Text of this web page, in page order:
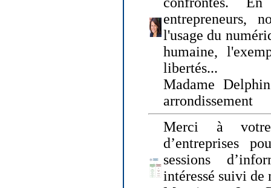
entrepreneurs,
l'usage du
humaine,
libertés...
Madame
arrondissement
Merci à
d’entreprises
sessions
intéressé suivi de